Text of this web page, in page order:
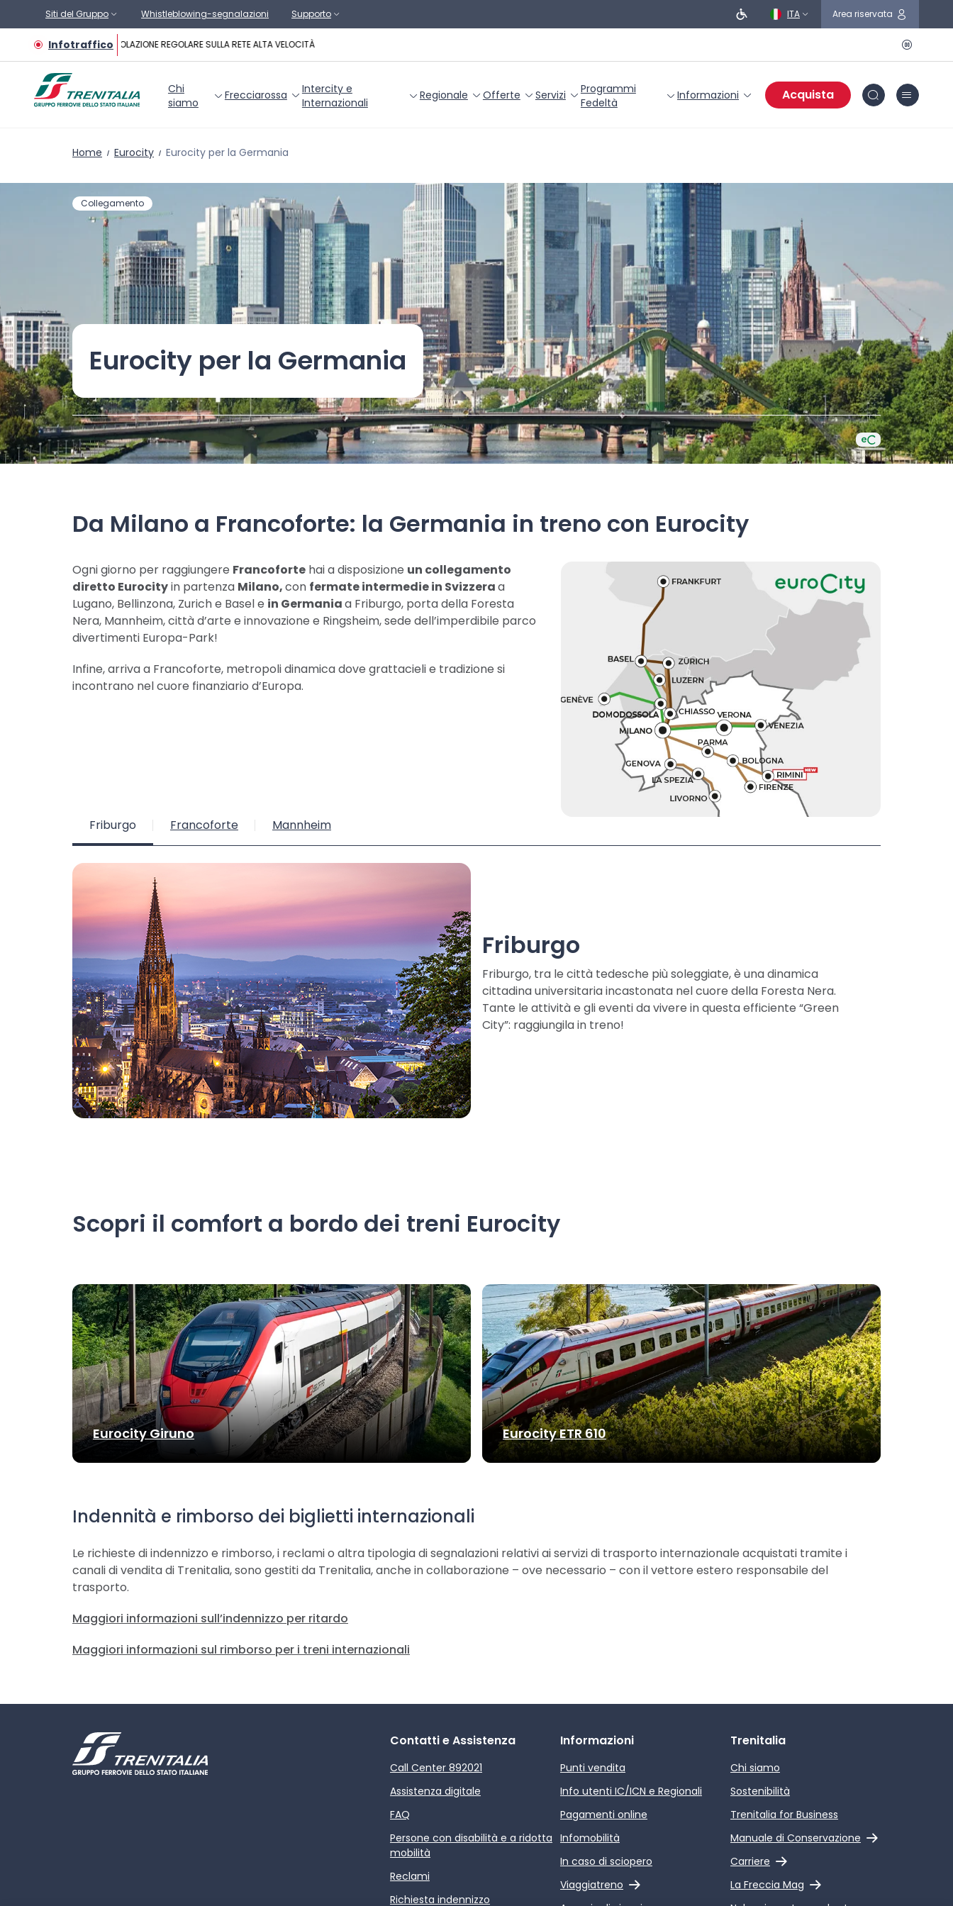
Vai al contenuto principale
Siti del Gruppo Whistleblowing-segnalazioni Supporto ITA Area riservata
InfotrafficoCIRCOLAZIONE REGOLARE SULLA RETE ALTA VELOCITÀ
Chi
siamo
Frecciarossa
Intercity e
Internazionali
Regionale Offerte Servizi
Programmi
Fedeltà
Informazioni Acquista
Home Eurocity Eurocity per la Germania
Collegamento
Eurocity per la Germania
Da Milano a Francoforte: la Germania in treno con Eurocity
Ogni giorno per raggiungere Francoforte hai a disposizione un collegamento
diretto Eurocityin partenza Milano,con fermate intermedie in Svizzeraa
Lugano, Bellinzona, Zurich e Basel e in Germaniaa Friburgo, porta della Foresta
Nera, Mannheim, città d’arte e innovazione e Ringsheim, sede dell’imperdibile parco
divertimenti Europa-Park!
Infine, arriva a Francoforte, metropoli dinamica dove grattacieli e tradizione si
incontrano nel cuore finanziario d’Europa.
Friburgo Francoforte Mannheim
Friburgo
Friburgo, tra le città tedesche più soleggiate, è una dinamica
cittadina universitaria incastonata nel cuore della Foresta Nera.
Tante le attività e gli eventi da vivere in questa efficiente “Green
City”: raggiungila in treno!
Scopri il comfort a bordo dei treni Eurocity
Eurocity Giruno Eurocity ETR 610
Indennità e rimborso dei biglietti internazionali
Le richieste di indennizzo e rimborso, i reclami o altra tipologia di segnalazioni relativi ai servizi di trasporto internazionale acquistati tramite i
canali di vendita di Trenitalia, sono gestiti da Trenitalia, anche in collaborazione – ove necessario – con il vettore estero responsabile del
trasporto.
Maggiori informazioni sull’indennizzo per ritardo
Maggiori informazioni sul rimborso per i treni internazionali
Contatti e Assistenza
Call Center 892021
Assistenza digitale
FAQ
Persone con disabilità e a ridotta
mobilità
Reclami
Richiesta indennizzo
Informazioni
Punti vendita
Info utenti IC/ICN e Regionali
Pagamenti online
Infomobilità
In caso di sciopero
Viaggiatreno
Link esterno
Trenitalia
Chi siamo
Sostenibilità
Trenitalia for Business
Manuale di Conservazione
Link esterno
Carriere
Link esterno
La Freccia Mag
Link esterno